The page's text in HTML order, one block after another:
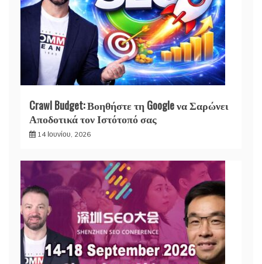
Crawl Budget: Βοηθήστε τη Google να Σαρώνει
Αποδοτικά τον Ιστότοπό σας
14 Ιουνίου, 2026